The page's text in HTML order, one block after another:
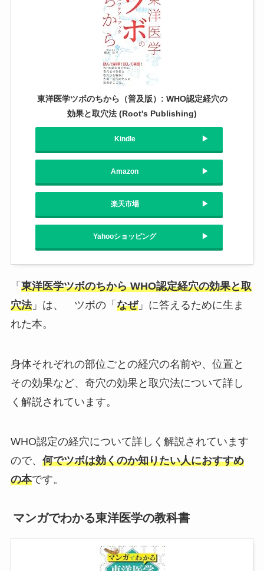
東洋医学ツボのちから（普及版）: WHO認定経穴の
効果と取穴法 (Root's Publishing)
Kindle
Amazon
楽天市場
Yahooショッピング
「 東洋医学ツボのちから WHO認定経穴の効果と取
穴法」は、 ツボの「 なぜ」に答えるために生ま
れた本。
身体それぞれの部位ごとの経穴の名前や、位置と
その効果など、奇穴の効果と取穴法について詳し
く解説されています。
WHO認定の経穴について詳しく解説されています
ので、 何でツボは効くのか知りたい人におすすめ
の本です。
マンガでわかる東洋医学の教科書